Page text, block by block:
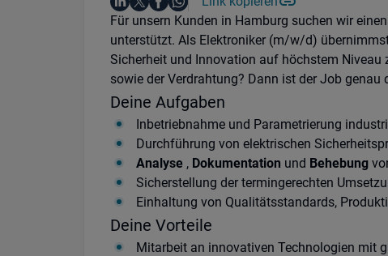
Teile diesen JobAuf WhatsApp teilen
Einleitung
Für unsern Kunden in Hamburg suchen wir
unterstützt. Als Elektroniker (m/w/d)
Sicherheit und Innovation auf höchstem Niveau
sowie der Verdrahtung? Dann ist der Job genau
Deine Aufgaben
Inbetriebnahme und Parametrierung
Durchführung von elektrischen
Analyse , Dokumentation und Behebung
Sicherstellung der termingerechten
Einhaltung von Qualitätsstandards,
Deine Vorteile
Mitarbeit an innovativen Technologien mit